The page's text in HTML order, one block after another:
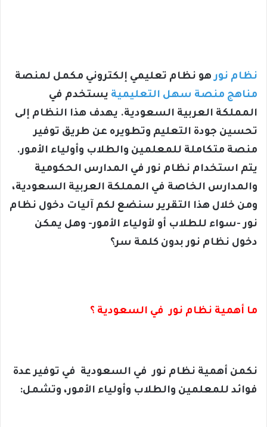
نظام نورهو نظام تعليمي إلكتروني مكمل لمنصة
مناهج منصة سهل التعليمية يستخدم في
المملكة العربية السعودية. يهدف هذا النظام إلى
تحسين جودة التعليم وتطويره عن طريق توفير
منصة متكاملة للمعلمين والطلاب وأولياء الأمور.
يتم استخدام نظام نور في المدارس الحكومية
والمدارس الخاصة في المملكة العربية السعودية،
ومن خلال هذا التقرير سنضع لكم آليات دخول نظام
نور -سواء للطلاب أو لأولياء الأمور- وهل يمكن
دخول نظام نور بدون كلمة سر؟
ما أهمية نظام نور في السعودية ؟
نكمن أهمية نظام نور في السعودية في توفير عدة
فوائد للمعلمين والطلاب وأولياء الأمور، وتشمل: